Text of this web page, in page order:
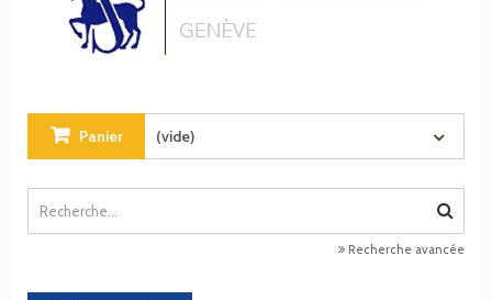
Panier (vide)
Recherche avancée